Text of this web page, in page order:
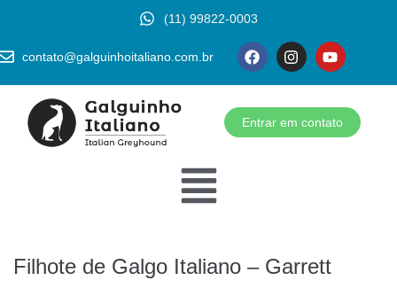
(11) 99822-0003
contato@galguinhoitaliano.com.br
Entrar em contato
Filhote de Galgo Italiano – Garrett